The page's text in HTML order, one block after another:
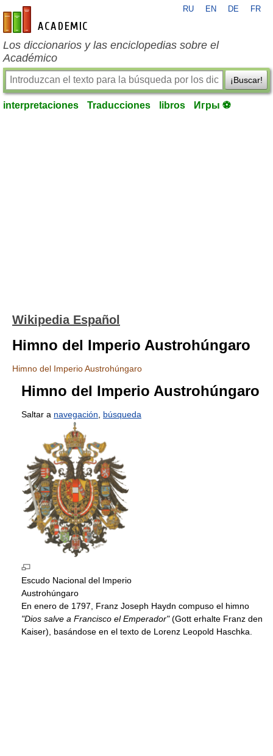
es-academic.com
RU EN DE FR
Los diccionarios y las enciclopedias sobre el
Académico
¡Buscar!
interpretaciones Traducciones libros Игры ⚽
Wikipedia Español
Himno del Imperio Austrohúngaro
Himno del Imperio Austrohúngaro
Himno del Imperio Austrohúngaro
Saltar a navegación búsqueda
Escudo Nacional del Imperio
Austrohúngaro
En enero de 1797, Franz Joseph Haydn compuso el himno
"Dios salve a Francisco el Emperador"(Gott erhalte Franz den
Kaiser), basándose en el texto de Lorenz Leopold Haschka.